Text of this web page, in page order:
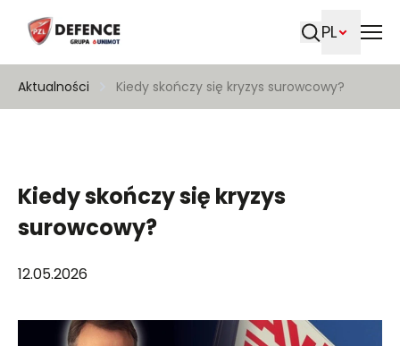
PL
Aktualności Kiedy skończy się kryzys surowcowy?
Kiedy skończy się kryzys
surowcowy?
12.05.2026